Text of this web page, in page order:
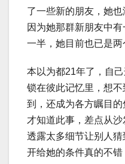
了一些新的朋友，她也
因为她那群新朋友中
一半，她目前也已是两
本以为都21年了，自己
锁在彼此记忆里，想
到，还成为各方瞩目
才知道此事，差点从
透露太多细节让别人猜
开给她的条件真的不错